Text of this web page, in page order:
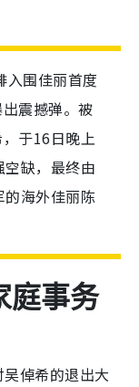
入围佳丽首度
震撼弹。被
于16日晚上
缺，最终由
海外佳丽陈
庭事务
倬希的退出大